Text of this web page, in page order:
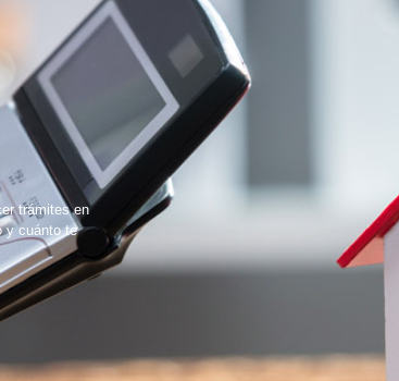
trámites en
y cuánto te